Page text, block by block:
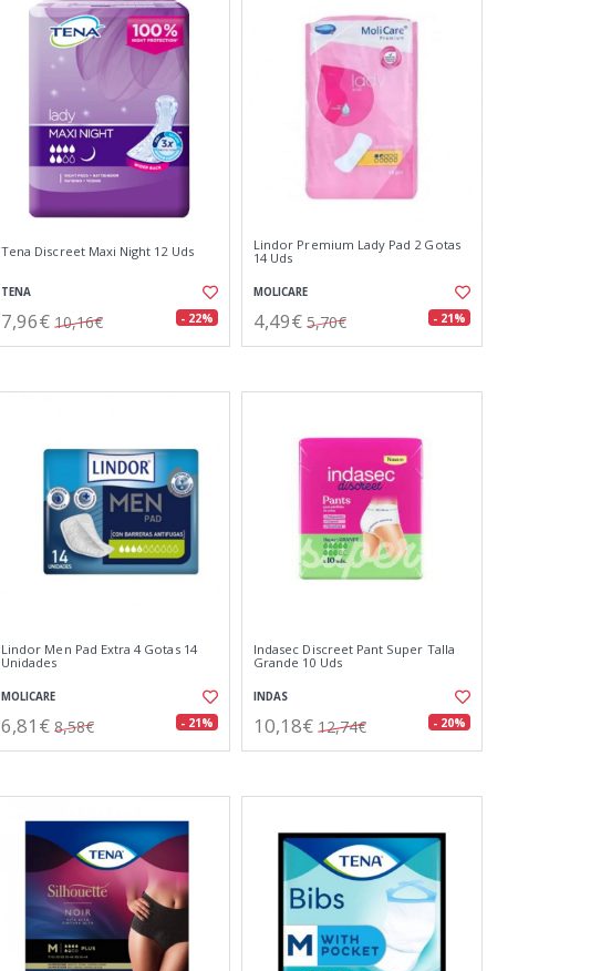
Tena Discreet Maxi Night 12 Uds
TENA
7,96€ 10,16€ - 22%
Lindor Premium Lady Pad 2 Gotas
14 Uds
MOLICARE
4,49€ 5,70€ - 21%
Lindor Men Pad Extra 4 Gotas 14
Unidades
MOLICARE
6,81€ 8,58€ - 21%
Indasec Discreet Pant Super Talla
Grande 10 Uds
INDAS
10,18€ 12,74€ - 20%